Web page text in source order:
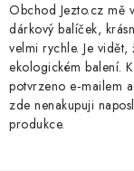
Obchod Jezto.cz mě
dárkový balíček,
velmi rychle. Je
ekologickém balení.
potvrzeno e‑mailem
zde nenakupuji
produkce.